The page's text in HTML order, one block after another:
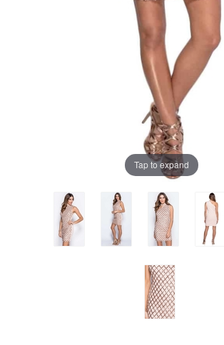
Tap to expand